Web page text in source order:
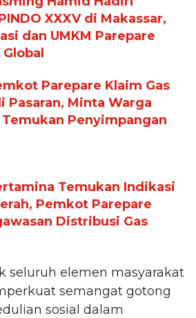
XXXV di Makassar,
dan UMKM Parepare
Parepare Klaim Gas
Pasaran, Minta Warga
Penyimpangan
Temukan Indikasi
Pemkot Parepare
Distribusi Gas
seluruh elemen masyarakat
semangat gotong
sosial dalam